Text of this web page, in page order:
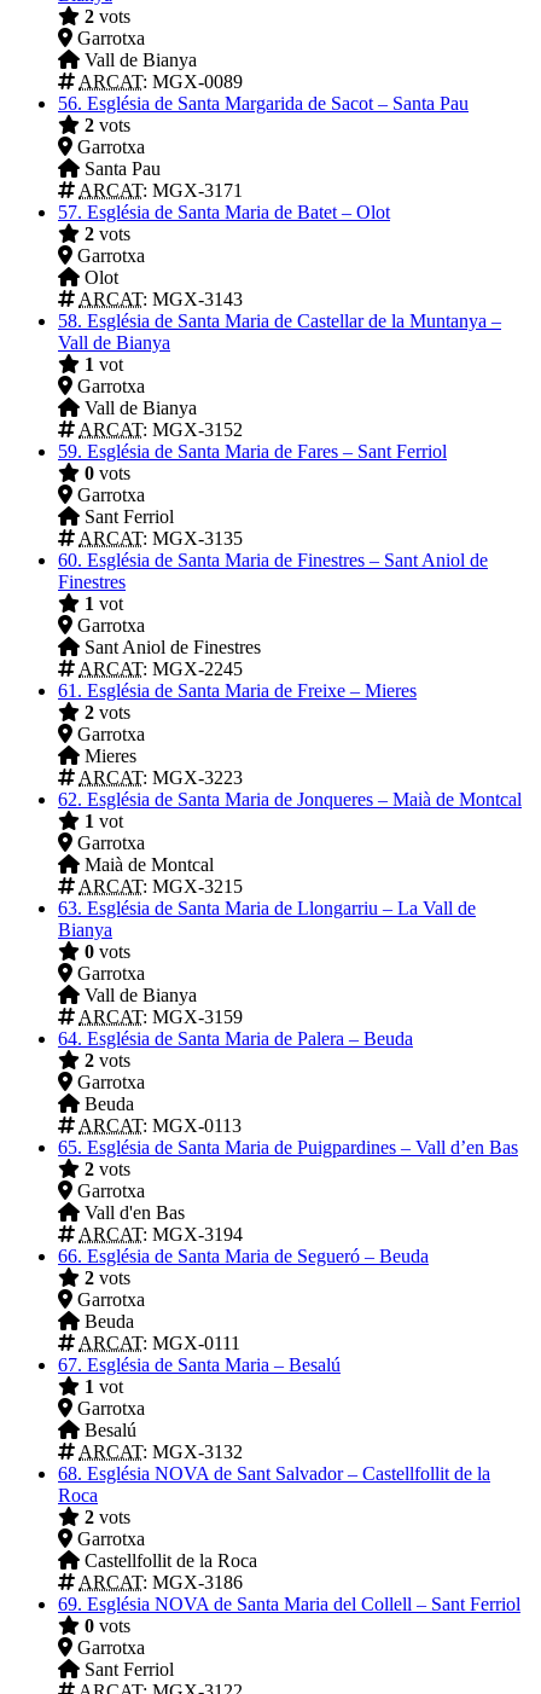
2 vots
Garrotxa
Vall de Bianya
ARCAT: MGX-0089
56. Església de Santa Margarida de Sacot – Santa Pau
2 vots
Garrotxa
Santa Pau
ARCAT: MGX-3171
57. Església de Santa Maria de Batet – Olot
2 vots
Garrotxa
Olot
ARCAT: MGX-3143
58. Església de Santa Maria de Castellar de la Muntanya –
Vall de Bianya
1 vot
Garrotxa
Vall de Bianya
ARCAT: MGX-3152
59. Església de Santa Maria de Fares – Sant Ferriol
0 vots
Garrotxa
Sant Ferriol
ARCAT: MGX-3135
60. Església de Santa Maria de Finestres – Sant Aniol de
Finestres
1 vot
Garrotxa
Sant Aniol de Finestres
ARCAT: MGX-2245
61. Església de Santa Maria de Freixe – Mieres
2 vots
Garrotxa
Mieres
ARCAT: MGX-3223
62. Església de Santa Maria de Jonqueres – Maià de Montcal
1 vot
Garrotxa
Maià de Montcal
ARCAT: MGX-3215
63. Església de Santa Maria de Llongarriu – La Vall de
Bianya
0 vots
Garrotxa
Vall de Bianya
ARCAT: MGX-3159
64. Església de Santa Maria de Palera – Beuda
2 vots
Garrotxa
Beuda
ARCAT: MGX-0113
65. Església de Santa Maria de Puigpardines – Vall d’en Bas
2 vots
Garrotxa
Vall d'en Bas
ARCAT: MGX-3194
66. Església de Santa Maria de Segueró – Beuda
2 vots
Garrotxa
Beuda
ARCAT: MGX-0111
67. Església de Santa Maria – Besalú
1 vot
Garrotxa
Besalú
ARCAT: MGX-3132
68. Església NOVA de Sant Salvador – Castellfollit de la
Roca
2 vots
Garrotxa
Castellfollit de la Roca
ARCAT: MGX-3186
69. Església NOVA de Santa Maria del Collell – Sant Ferriol
0 vots
Garrotxa
Sant Ferriol